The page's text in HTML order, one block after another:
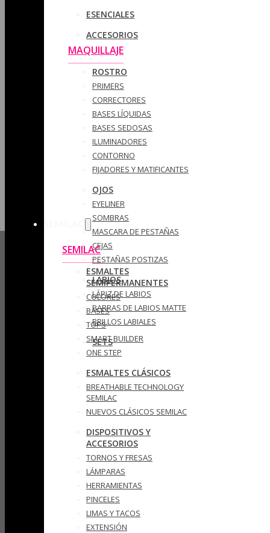
ESENCIALES
ACCESORIOS
MAQUILLAJE
ROSTRO
PRIMERS
CORRECTORES
BASES LÍQUIDAS
BASES SEDOSAS
ILUMINADORES
CONTORNO
FIJADORES Y MATIFICANTES
OJOS
EYELINER
SOMBRAS
MASCARA DE PESTAÑAS
CEJAS
PESTAÑAS POSTIZAS
LABIOS
LÁPIZ DE LABIOS
BARRAS DE LABIOS MATTE
BRILLOS LABIALES
SETS
SEMILAC
ESMALTES
SEMIPERMANENTES
COLORES
BASES
TOPS
SMART BUILDER
ONE STEP
ESMALTES CLÁSICOS
BREATHABLE TECHNOLOGY
SEMILAC
NUEVOS CLÁSICOS SEMILAC
DISPOSITIVOS Y
ACCESORIOS
TORNOS Y FRESAS
LÁMPARAS
HERRAMIENTAS
PINCELES
LIMAS Y TACOS
EXTENSIÓN